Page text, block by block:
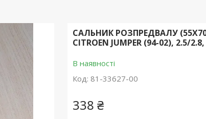
САЛЬНИК РОЗПРЕДВАЛУ (55Х70-
CITROEN JUMPER (94-02), 2.5/
В наявності
Код: 81-33627-00
338 ₴